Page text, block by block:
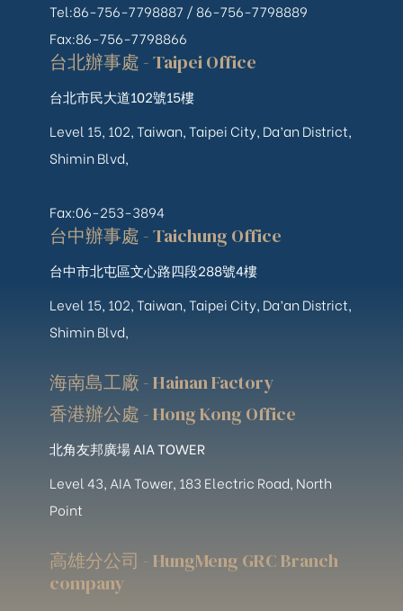
Tel:86-756-7798887 / 86-756-7798889
Fax:86-756-7798866
台北辦事處 - Taipei Office
台北市民大道102號15樓
Level 15, 102, Taiwan, Taipei City, Da’an District,
Shimin Blvd,
Fax:06-253-3894
台中辦事處 - Taichung Office
台中市北屯區文心路四段288號4樓
Level 15, 102, Taiwan, Taipei City, Da’an District,
Shimin Blvd,
海南島工廠 - Hainan Factory
香港辦公處 - Hong Kong Office
北角友邦廣場 AIA TOWER
Level 43, AIA Tower, 183 Electric Road, North
Point
高雄分公司 - HungMeng GRC Branch
company